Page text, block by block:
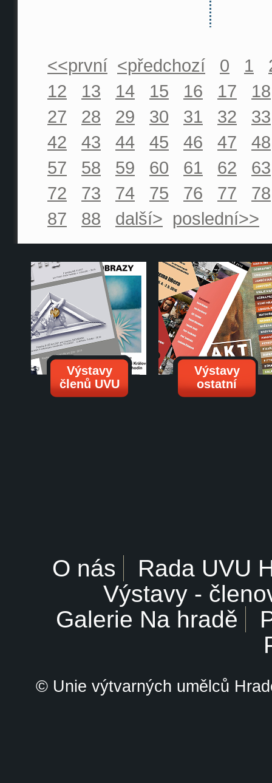
<<první <předchozí 0 1
12
13 14 15 16 17
18
27
28 29 30 31 32
33
42
43 44 45 46 47
48
57
58 59 60 61 62
63
72
73 74 75 76 77
78
87
88 další> poslední>>
Výstavy
členů UVU
Výstavy
ostatní
O nás
Rada UVU
Výstavy -
Galerie Na hradě
© Unie výtvarných umělců